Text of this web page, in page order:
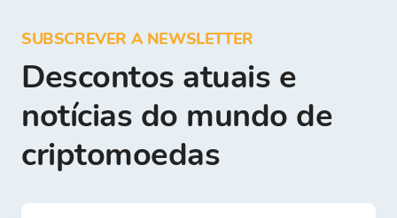
SUBSCREVER A NEWSLETTER
Descontos atuais e
notícias do mundo de
criptomoedas